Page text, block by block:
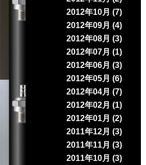
2012年10月 (7)
2012年09月 (4)
2012年08月 (3)
2012年07月 (1)
2012年06月 (3)
2012年05月 (6)
2012年04月 (7)
2012年02月 (1)
2012年01月 (2)
2011年12月 (3)
2011年11月 (3)
2011年10月 (3)